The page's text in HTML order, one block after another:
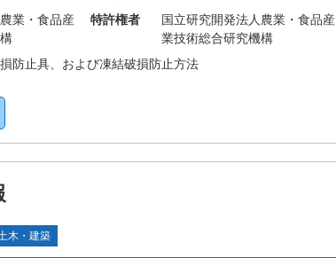
業・食品産
特許権者
国立研究開発法人農業・食品産
業技術総合研究機構
防止具、および凍結破損防止方法
木・建築